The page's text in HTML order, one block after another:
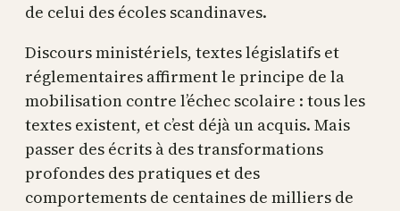
de celui des écoles scandinaves.
Discours ministériels, textes législatifs et
réglementaires affirment le principe de la
mobilisation contre l’échec scolaire : tous les
textes existent, et c’est déjà un acquis. Mais
passer des écrits à des transformations
profondes des pratiques et des
comportements de centaines de milliers de